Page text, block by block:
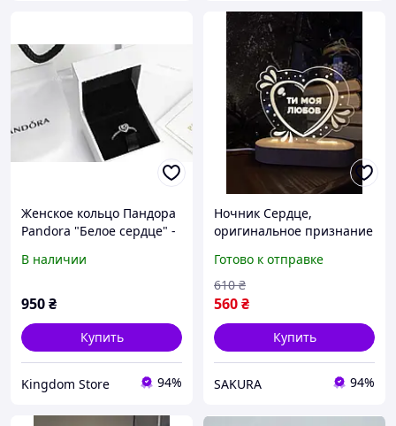
Женское кольцо Пандора
Pandora "Белое сердце" -
В наличии
950₴
Купить
Kingdom Store 94%
Ночник Сердце,
оригинальное признание
Валентина
Готово к отправке
560₴
610 ₴
Купить
SAKURA 94%